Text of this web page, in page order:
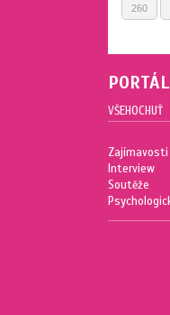
260
VŠEHOCHUŤ
Zajímavosti
Interview
Soutěže